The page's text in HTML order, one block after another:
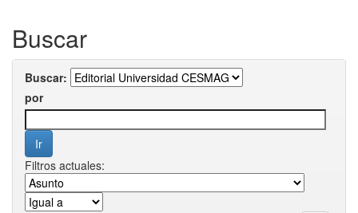
Buscar
Buscar:
por
Filtros actuales: